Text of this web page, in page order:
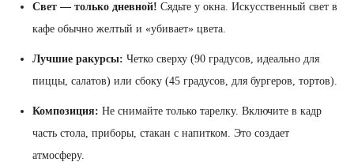
Свет — только дневной! Сядьте у окна. Искусственный свет в
кафе обычно желтый и «убивает» цвета.
Лучшие ракурсы: Четко сверху (90 градусов, идеально для
пиццы, салатов) или сбоку (45 градусов, для бургеров, тортов).
Композиция: Не снимайте только тарелку. Включите в кадр
часть стола, приборы, стакан с напитком. Это создает
атмосферу.